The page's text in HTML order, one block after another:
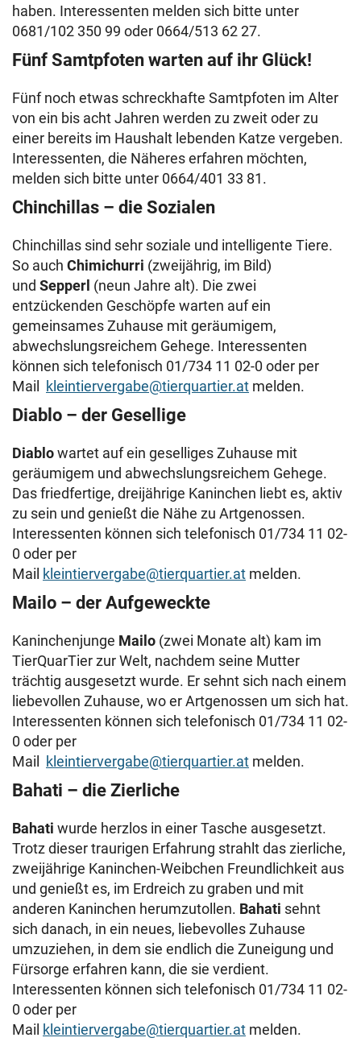
haben. Interessenten melden sich bitte unter
0681/102 350 99 oder 0664/513 62 27.
Fünf Samtpfoten warten auf ihr Glück!
Fünf noch etwas schreckhafte Samtpfoten im Alter
von ein bis acht Jahren werden zu zweit oder zu
einer bereits im Haushalt lebenden Katze vergeben.
Interessenten, die Näheres erfahren möchten,
melden sich bitte unter 0664/401 33 81.
Chinchillas – die Sozialen
Chinchillas sind sehr soziale und intelligente Tiere.
So auch Chimichurri (zweijährig, im Bild)
und Sepperl (neun Jahre alt). Die zwei
entzückenden Geschöpfe warten auf ein
gemeinsames Zuhause mit geräumigem,
abwechslungsreichem Gehege. Interessenten
können sich telefonisch 01/734 11 02-0 oder per
Mail kleintiervergabe@tierquartier.at melden.
Diablo – der Gesellige
Diablowartet auf ein geselliges Zuhause mit
geräumigem und abwechslungsreichem Gehege.
Das friedfertige, dreijährige Kaninchen liebt es, aktiv
zu sein und genießt die Nähe zu Artgenossen.
Interessenten können sich telefonisch 01/734 11 02-
0 oder per
Mail kleintiervergabe@tierquartier.at melden.
Mailo – der Aufgeweckte
Kaninchenjunge Mailo (zwei Monate alt) kam im
TierQuarTier zur Welt, nachdem seine Mutter
trächtig ausgesetzt wurde. Er sehnt sich nach einem
liebevollen Zuhause, wo er Artgenossen um sich hat.
Interessenten können sich telefonisch 01/734 11 02-
0 oder per
Mail kleintiervergabe@tierquartier.at melden.
Bahati – die Zierliche
Bahati wurde herzlos in einer Tasche ausgesetzt.
Trotz dieser traurigen Erfahrung strahlt das zierliche,
zweijährige Kaninchen-Weibchen Freundlichkeit aus
und genießt es, im Erdreich zu graben und mit
anderen Kaninchen herumzutollen. Bahati sehnt
sich danach, in ein neues, liebevolles Zuhause
umzuziehen, in dem sie endlich die Zuneigung und
Fürsorge erfahren kann, die sie verdient.
Interessenten können sich telefonisch 01/734 11 02-
0 oder per
Mail kleintiervergabe@tierquartier.at melden.